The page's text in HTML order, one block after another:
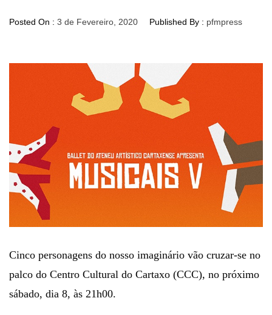
Posted On : 3 de Fevereiro, 2020 Published By : pfmpress
Cinco personagens do nosso imaginário vão cruzar-se no
palco do Centro Cultural do Cartaxo (CCC), no próximo
sábado, dia 8, às 21h00.